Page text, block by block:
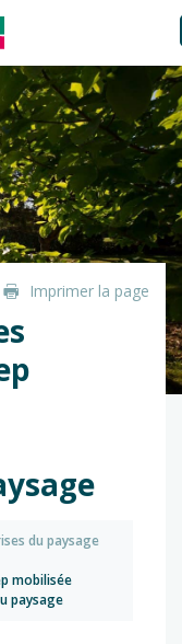
Imprimer la page
du paysage
mobilisée
paysage